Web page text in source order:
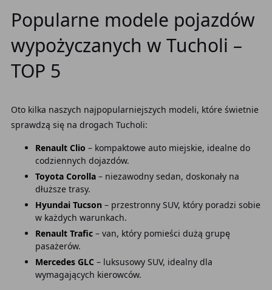
Popularne modele pojazdów
wypożyczanych w Tucholi –
TOP 5
Oto kilka naszych najpopularniejszych modeli, które świetnie
sprawdzą się na drogach Tucholi:
Renault Clio – kompaktowe auto miejskie, idealne do
codziennych dojazdów.
Toyota Corolla– niezawodny sedan, doskonały na
dłuższe trasy.
Hyundai Tucson – przestronny SUV, który poradzi sobie
w każdych warunkach.
Renault Trafic– van, który pomieści dużą grupę
pasażerów.
Mercedes GLC – luksusowy SUV, idealny dla
wymagających kierowców.